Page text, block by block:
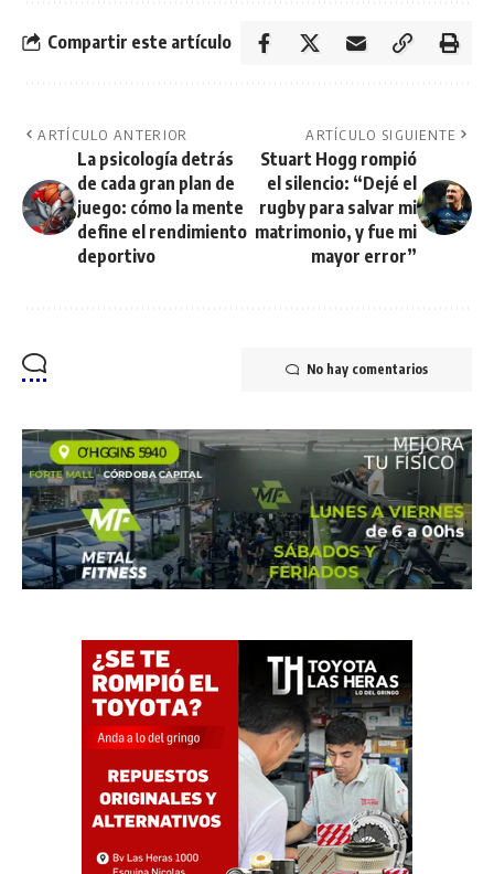
Compartir este artículo
ARTÍCULO ANTERIOR
La psicología detrás
de cada gran plan de
juego: cómo la mente
define el rendimiento
deportivo
ARTÍCULO SIGUIENTE
Stuart Hogg rompió
el silencio: “Dejé el
rugby para salvar mi
matrimonio, y fue mi
mayor error”
No hay comentarios